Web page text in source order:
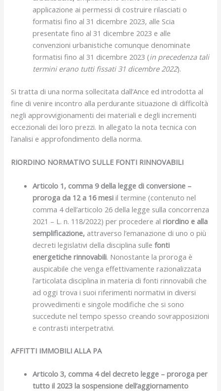
applicazione ai permessi di costruire rilasciati o
formatisi fino al 31 dicembre 2023, alle Scia
presentate fino al 31 dicembre 2023 e alle
convenzioni urbanistiche comunque denominate
formatisi fino al 31 dicembre 2023 (in precedenza tali
termini erano tutti fissati 31 dicembre 2022).
Si tratta di una norma sollecitata dall’Ance ed introdotta al
fine di venire incontro alla perdurante situazione di difficoltà
negli approvvigionamenti dei materiali e degli incrementi
eccezionali dei loro prezzi. In allegato la nota tecnica con
l’analisi e approfondimento della norma.
RIORDINO NORMATIVO SULLE FONTI RINNOVABILI
Articolo 1, comma 9 della legge di conversione –
proroga da 12 a 16 mesiil termine (contenuto nel
comma 4 dell’articolo 26 della legge sulla concorrenza
2021 – L. n. 118/2022) per procedere alriordino e alla
semplificazione, attraverso l’emanazione di uno o più
decreti legislativi della disciplina sullefonti
energetiche rinnovabili. Nonostante la proroga è
auspicabile che venga effettivamente razionalizzata
l’articolata disciplina in materia di fonti rinnovabili che
ad oggi trova i suoi riferimenti normativi in diversi
provvedimenti e singole modifiche che si sono
succedute nel tempo spesso creando sovrapposizioni
e contrasti interpetrativi.
AFFITTI IMMOBILI ALLA PA
Articolo 3, comma 4 del decreto legge – proroga per
tutto il 2023 la sospensione dell’aggiornamento